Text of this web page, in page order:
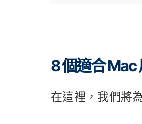
8 個適合 Mac
在這裡，我們將